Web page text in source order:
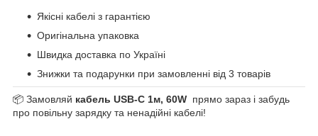
Якісні кабелі з гарантією
Оригінальна упаковка
Швидка доставка по Україні
Знижки та подарунки при замовленні від 3 товарів
📦 Замовляй кабель USB-C 1м, 60W прямо зараз і забудь
про повільну зарядку та ненадійні кабелі!